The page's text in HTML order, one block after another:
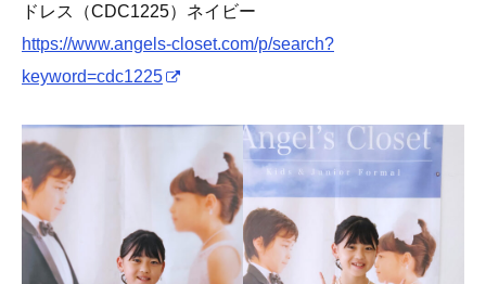
ドレス（CDC1225）ネイビー
https://www.angels-closet.com/p/search?
keyword=cdc1225